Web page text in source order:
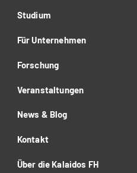
Studium
Für Unternehmen
Forschung
Veranstaltungen
News & Blog
Kontakt
Über die Kalaidos FH